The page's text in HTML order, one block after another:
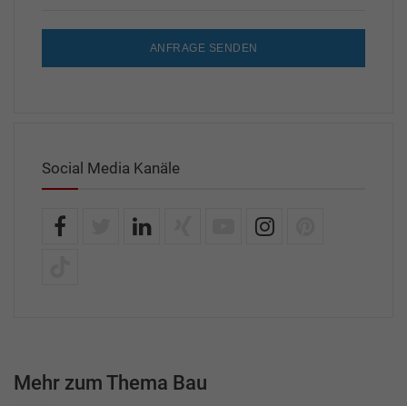
ANFRAGE SENDEN
Social Media Kanäle
Mehr zum Thema Bau